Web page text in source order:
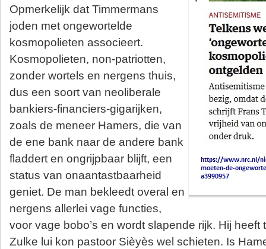
Opmerkelijk dat Timmermans
joden met ongewortelde
kosmopolieten associeert.
Kosmopolieten, non-patriotten,
zonder wortels en nergens thuis,
dus een soort van neoliberale
bankiers-financiers-gigarijken,
zoals de meneer Hamers, die van
de ene bank naar de andere bank
fladdert en ongrijpbaar blijft, een
status van onaantastbaarheid
geniet. De man bekleedt overal en
nergens allerlei vage functies,
voor vage bobo’s en wordt slapende rijk. Hij heeft
Zulke lui kon pastoor Sièyès wel schieten. Is